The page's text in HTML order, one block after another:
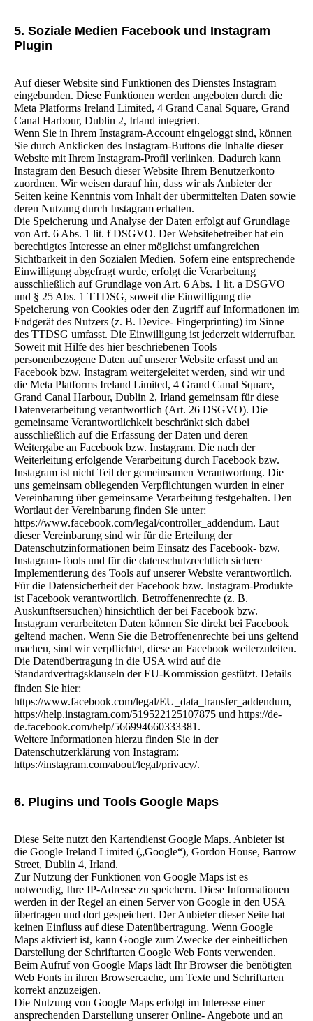
5. Soziale Medien Facebook und Instagram
Plugin
Auf dieser Website sind Funktionen des Dienstes Instagram
eingebunden. Diese Funktionen werden angeboten durch die
Meta Platforms Ireland Limited, 4 Grand Canal Square, Grand
Canal Harbour, Dublin 2, Irland integriert.
Wenn Sie in Ihrem Instagram-Account eingeloggt sind, können
Sie durch Anklicken des Instagram-Buttons die Inhalte dieser
Website mit Ihrem Instagram-Profil verlinken. Dadurch kann
Instagram den Besuch dieser Website Ihrem Benutzerkonto
zuordnen. Wir weisen darauf hin, dass wir als Anbieter der
Seiten keine Kenntnis vom Inhalt der übermittelten Daten sowie
deren Nutzung durch Instagram erhalten.
Die Speicherung und Analyse der Daten erfolgt auf Grundlage
von Art. 6 Abs. 1 lit. f DSGVO. Der Websitebetreiber hat ein
berechtigtes Interesse an einer möglichst umfangreichen
Sichtbarkeit in den Sozialen Medien. Sofern eine entsprechende
Einwilligung abgefragt wurde, erfolgt die Verarbeitung
ausschließlich auf Grundlage von Art. 6 Abs. 1 lit. a DSGVO
und § 25 Abs. 1 TTDSG, soweit die Einwilligung die
Speicherung von Cookies oder den Zugriff auf Informationen im
Endgerät des Nutzers (z. B. Device- Fingerprinting) im Sinne
des TTDSG umfasst. Die Einwilligung ist jederzeit widerrufbar.
Soweit mit Hilfe des hier beschriebenen Tools
personenbezogene Daten auf unserer Website erfasst und an
Facebook bzw. Instagram weitergeleitet werden, sind wir und
die Meta Platforms Ireland Limited, 4 Grand Canal Square,
Grand Canal Harbour, Dublin 2, Irland gemeinsam für diese
Datenverarbeitung verantwortlich (Art. 26 DSGVO). Die
gemeinsame Verantwortlichkeit beschränkt sich dabei
ausschließlich auf die Erfassung der Daten und deren
Weitergabe an Facebook bzw. Instagram. Die nach der
Weiterleitung erfolgende Verarbeitung durch Facebook bzw.
Instagram ist nicht Teil der gemeinsamen Verantwortung. Die
uns gemeinsam obliegenden Verpflichtungen wurden in einer
Vereinbarung über gemeinsame Verarbeitung festgehalten. Den
Wortlaut der Vereinbarung finden Sie unter:
https://www.facebook.com/legal/controller_addendum. Laut
dieser Vereinbarung sind wir für die Erteilung der
Datenschutzinformationen beim Einsatz des Facebook- bzw.
Instagram-Tools und für die datenschutzrechtlich sichere
Implementierung des Tools auf unserer Website verantwortlich.
Für die Datensicherheit der Facebook bzw. Instagram-Produkte
ist Facebook verantwortlich. Betroffenenrechte (z. B.
Auskunftsersuchen) hinsichtlich der bei Facebook bzw.
Instagram verarbeiteten Daten können Sie direkt bei Facebook
geltend machen. Wenn Sie die Betroffenenrechte bei uns geltend
machen, sind wir verpflichtet, diese an Facebook weiterzuleiten.
Die Datenübertragung in die USA wird auf die
Standardvertragsklauseln der EU-Kommission gestützt. Details
finden Sie hier:
https://www.facebook.com/legal/EU_data_transfer_addendum,
https://help.instagram.com/519522125107875 und https://de-
de.facebook.com/help/566994660333381.
Weitere Informationen hierzu finden Sie in der
Datenschutzerklärung von Instagram:
https://instagram.com/about/legal/privacy/.
6. Plugins und Tools Google Maps
Diese Seite nutzt den Kartendienst Google Maps. Anbieter ist
die Google Ireland Limited („Google“), Gordon House, Barrow
Street, Dublin 4, Irland.
Zur Nutzung der Funktionen von Google Maps ist es
notwendig, Ihre IP-Adresse zu speichern. Diese Informationen
werden in der Regel an einen Server von Google in den USA
übertragen und dort gespeichert. Der Anbieter dieser Seite hat
keinen Einfluss auf diese Datenübertragung. Wenn Google
Maps aktiviert ist, kann Google zum Zwecke der einheitlichen
Darstellung der Schriftarten Google Web Fonts verwenden.
Beim Aufruf von Google Maps lädt Ihr Browser die benötigten
Web Fonts in ihren Browsercache, um Texte und Schriftarten
korrekt anzuzeigen.
Die Nutzung von Google Maps erfolgt im Interesse einer
ansprechenden Darstellung unserer Online- Angebote und an